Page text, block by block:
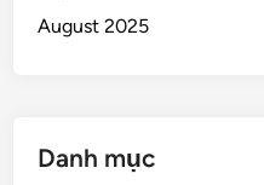
August 2025
Danh mục